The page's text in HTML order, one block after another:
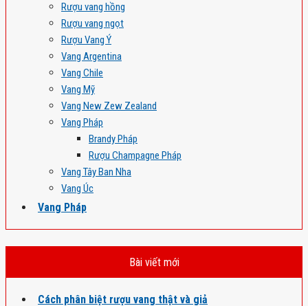
Rượu vang hồng
Rượu vang ngọt
Rượu Vang Ý
Vang Argentina
Vang Chile
Vang Mỹ
Vang New Zew Zealand
Vang Pháp
Brandy Pháp
Rượu Champagne Pháp
Vang Tây Ban Nha
Vang Úc
Vang Pháp
Bài viết mới
Cách phân biệt rượu vang thật và giả